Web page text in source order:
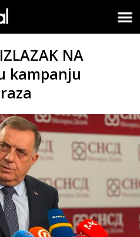
NA
kampanju